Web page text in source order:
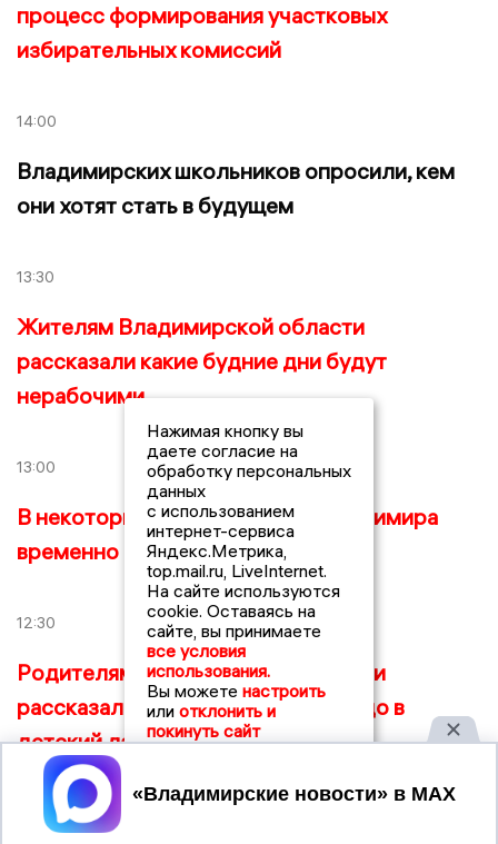
процесс формирования участковых
избирательных комиссий
14:00
Владимирских школьников опросили, кем
они хотят стать в будущем
13:30
Жителям Владимирской области
рассказали какие будние дни будут
нерабочими
13:00
В некоторых районах города Владимира
временно отключат газ
12:30
Родителям Владимирской области
рассказали, как собирать свое чадо в
детский лагерь
12:00
Нажимая кнопку вы
даете согласие на
обработку персональных
данных
с использованием
интернет-сервиса
Яндекс.Метрика,
top.mail.ru, LiveInternet.
На сайте используются
cookie. Оставаясь на
сайте, вы принимаете
все условия
использования.
Вы можете настроить
или отклонить и
покинуть сайт
Принять